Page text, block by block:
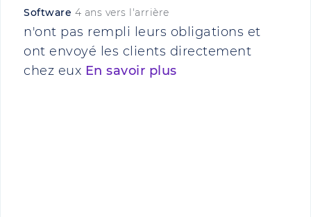
Software 4 ans vers l'arrière
n'ont pas rempli leurs obligations et
ont envoyé les clients directement
chez eux En savoir plus